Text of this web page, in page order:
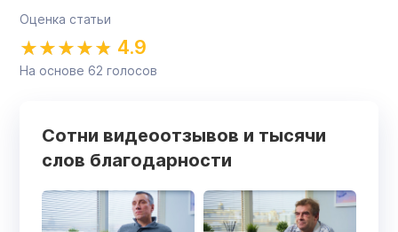
Оценка статьи
4.9
На основе 62 голосов
Сотни видеоотзывов и тысячи
слов благодарности